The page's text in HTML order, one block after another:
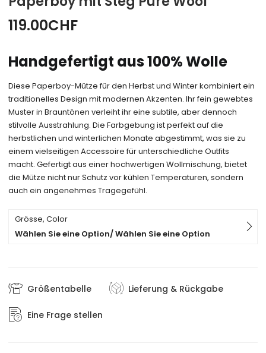
119.00CHF
Handgefertigt aus 100% Wolle
Diese Paperboy-Mütze für den Herbst und Winter kombiniert ein
traditionelles Design mit modernen Akzenten. Ihr fein gewebtes
Muster in Brauntönen verleiht ihr eine subtile, aber dennoch
stilvolle Ausstrahlung. Die Farbgebung ist perfekt auf die
herbstlichen und winterlichen Monate abgestimmt, was sie zu
einem vielseitigen Accessoire für unterschiedliche Outfits
macht. Gefertigt aus einer hochwertigen Wollmischung, bietet
die Mütze nicht nur Schutz vor kühlen Temperaturen, sondern
auch ein angenehmes Tragegefühl.
Grösse, Color
Wählen Sie eine Option/ Wählen Sie eine Option
Größentabelle Lieferung & Rückgabe
Eine Frage stellen